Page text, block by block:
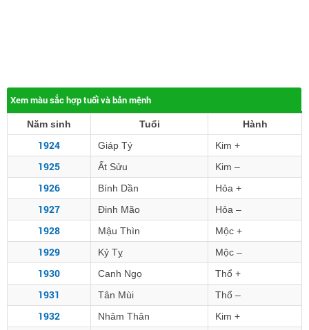
Xem màu sắc hợp tuổi và bản mệnh
Năm sinh Tuổi Hành
1924 Giáp Tý Kim +
1925 Ất Sửu Kim –
1926 Bính Dần Hỏa +
1927 Đinh Mão Hỏa –
1928 Mậu Thìn Mộc +
1929 Kỷ Tỵ Mộc –
1930 Canh Ngọ Thổ +
1931 Tân Mùi Thổ –
1932 Nhâm Thân Kim +